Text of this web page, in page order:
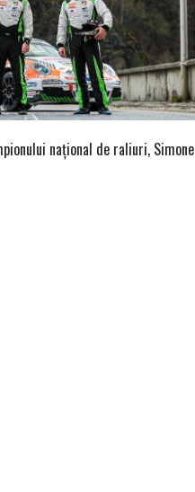
naţional de raliuri, Simone